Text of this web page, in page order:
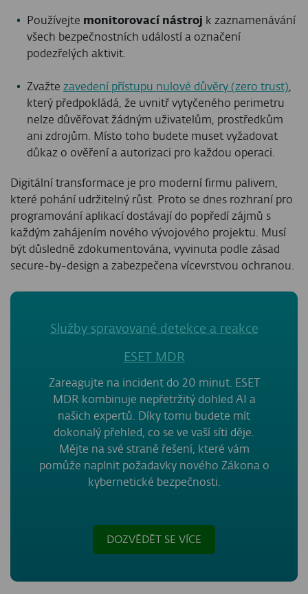
Používejte monitorovací nástroj k zaznamenávání
všech bezpečnostních událostí a označení
podezřelých aktivit.
Zvažte zavedení přístupu nulové důvěry (zero trust)
který předpokládá, že uvnitř vytyčeného perimetru
nelze důvěřovat žádným uživatelům, prostředkům
ani zdrojům. Místo toho budete muset vyžadovat
důkaz o ověření a autorizaci pro každou operaci.
Digitální transformace je pro moderní firmu palivem,
které pohání udržitelný růst. Proto se dnes rozhraní pro
programování aplikací dostávají do popředí zájmů s
každým zahájením nového vývojového projektu. Musí
být důsledně zdokumentována, vyvinuta podle zásad
secure-by-design a zabezpečena vícevrstvou ochranou.
Služby spravované detekce a reakce
ESET MDR
Zareagujte na incident do 20 minut. ESET
MDR kombinuje nepřetržitý dohled AI a
našich expertů. Díky tomu budete mít
dokonalý přehled, co se ve vaší síti děje.
Mějte na své straně řešení, které vám
pomůže naplnit požadavky nového Zákona o
kybernetické bezpečnosti.
DOZVĚDĚT SE VÍCE